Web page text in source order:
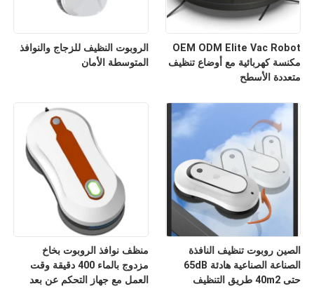
الروبوت النظيف للزجاج والنوافذ
المتوسطة الأمان
OEM ODM Elite Vac Robot
مكنسة كهربائية مع أوضاع تنظيف
متعددة الأسطح
منظف ​​نوافذ الروبوت بخاخ
مزدوج بالماء 400 دقيقة وقت
العمل مع جهاز التحكم عن بعد
الصين روبوت تنظيف النافذة
الصناعة الصناعية هادئة 65dB
حتى 40m2 طريق التنظيف